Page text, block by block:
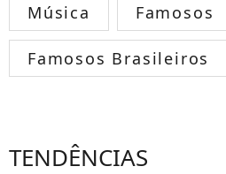
Música Famosos
Famosos Brasileiros
TENDÊNCIAS